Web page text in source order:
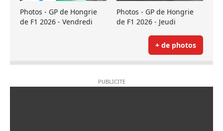
Photos - GP de Hongrie
de F1 2026 - Vendredi
Photos - GP de Hongrie
de F1 2026 - Jeudi
+ de photos